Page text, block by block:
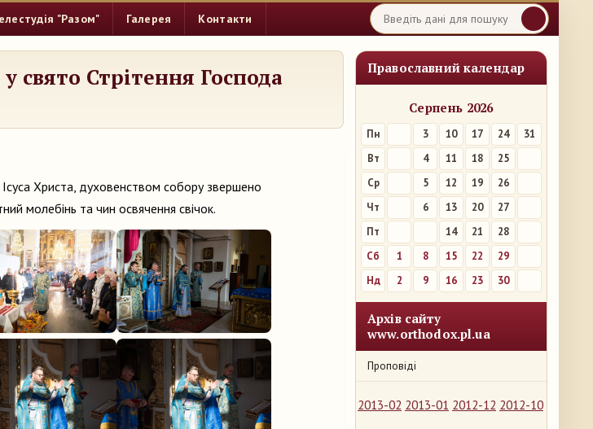
"Разом" Галерея Контакти
Православний календар
Серпень 2026
Пн 3 10 17 24
31
Вт
4 11 18
25
Ср
5 12 19
26
Чт
6 13 20
27
Пт
14 21
28
Сб
1 8 15 22
29
Нд
2 9 16 23 30
Архів сайту
www.orthodox.pl.ua
Проповіді
2013-02 2013-01 2012-12 2012-10
свято Стрітення Господа
Христа, духовенством собору звершено
молебінь та чин освячення свічок.